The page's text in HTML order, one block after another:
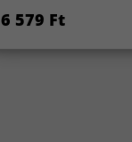
6 579 Ft